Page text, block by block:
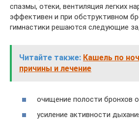
спазмы, отеки, вентиляция легких
эффективен и при обструктивном
гимнастики решаются следующие
Читайте также: Кашель по
причины и лечение
очищение полости бронхов
усиление активности